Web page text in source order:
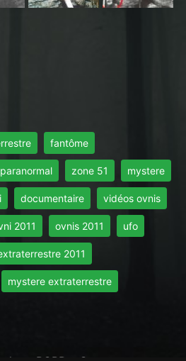
fantôme
zone 51 mystere
documentaire vidéos ovnis
2011 ovnis 2011 ufo
2011
mystere extraterrestre